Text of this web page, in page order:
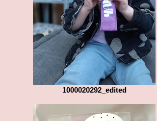
1000020292_edited